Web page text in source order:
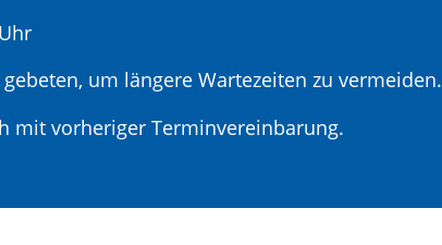
um längere Wartezeiten zu vermeiden.
mit vorheriger Terminvereinbarung.